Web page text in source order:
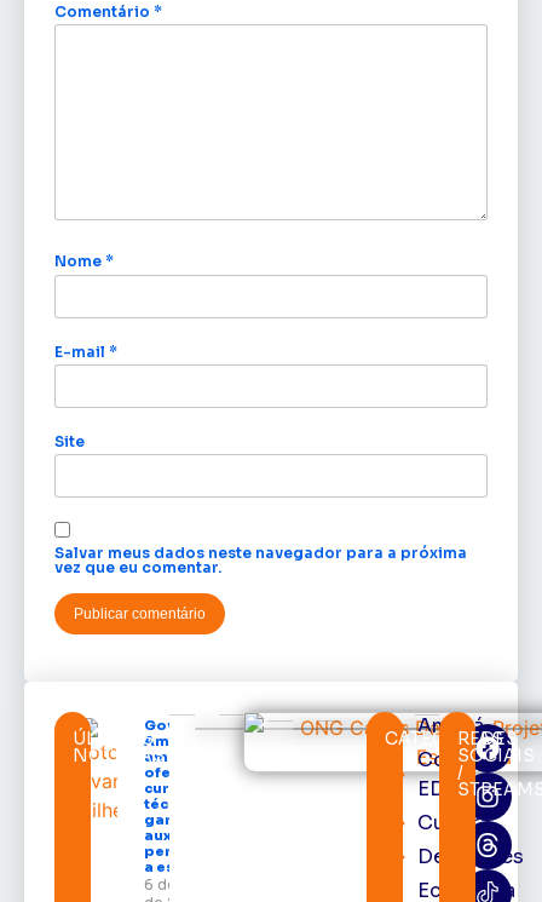
Comentário *
Nome *
E-mail *
Site
Salvar meus dados neste navegador para a próxima
vez que eu comentar.
ÚLTIMAS
NOTÍCIAS
Governo do
Amapá
amplia
oferta de
cursos
técnicos e
garante
auxílio
permanência
a estudantes
6 de agosto
CATEGORIAS
Amapá
Cortes
EDcast
Cultura
Destaques
Economia
REDES
SOCIAIS
/